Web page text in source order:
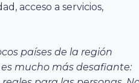
acceso a servicios,
países de la región
mucho más desafiante: